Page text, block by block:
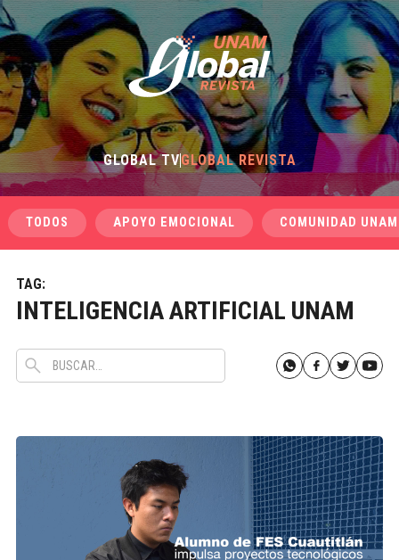
GLOBAL TVGLOBAL REVISTA
TODOS APOYO EMOCIONAL COMUNIDAD UNAM
TAG:
INTELIGENCIA ARTIFICIAL UNAM